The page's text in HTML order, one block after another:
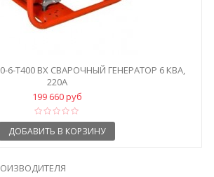
6-Т400 ВХ СВАРОЧНЫЙ ГЕНЕРАТОР 6 КВА,
220А
199 660 руб
ДОБАВИТЬ В КОРЗИНУ